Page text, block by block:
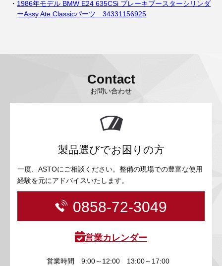
1986年モデル BMW E24 635CSi ブレーキブースターシリンダ
ーAssy Ate Classicパーツ 34331156925
Contact
お問い合わせ
製品選びでお困りの方
一度、ASTOにご相談ください。整備の現場での豊富な使用
経験を元にアドバイスいたします。
0858-72-3049
営業カレンダー
営業時間
9:00～12:00 13:00～17:00